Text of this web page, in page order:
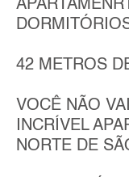
42 METROS
VOCÊ NÃO
INCRÍVEL
NORTE DE